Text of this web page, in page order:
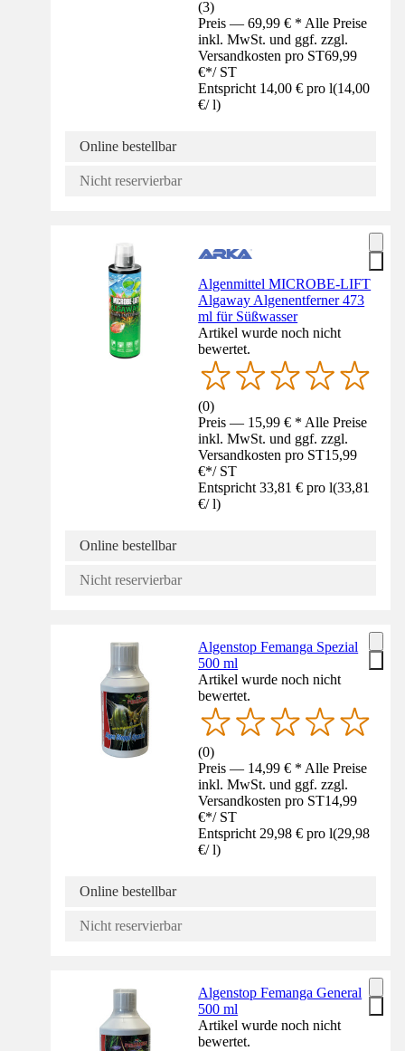
(3)
Preis — 69,99 € * Alle Preise
inkl. MwSt. und ggf. zzgl.
Versandkosten pro ST69,99
€*/ ST
Entspricht 14,00 € pro l(14,00
€/ l)
Online bestellbar
Nicht reservierbar
Algenmittel MICROBE-LIFT
Algaway Algenentferner 473
ml für Süßwasser
Artikel wurde noch nicht
bewertet.
(0)
Preis — 15,99 € * Alle Preise
inkl. MwSt. und ggf. zzgl.
Versandkosten pro ST15,99
€*/ ST
Entspricht 33,81 € pro l(33,81
€/ l)
Online bestellbar
Nicht reservierbar
Algenstop Femanga Spezial
500 ml
Artikel wurde noch nicht
bewertet.
(0)
Preis — 14,99 € * Alle Preise
inkl. MwSt. und ggf. zzgl.
Versandkosten pro ST14,99
€*/ ST
Entspricht 29,98 € pro l(29,98
€/ l)
Online bestellbar
Nicht reservierbar
Algenstop Femanga General
500 ml
Artikel wurde noch nicht
bewertet.